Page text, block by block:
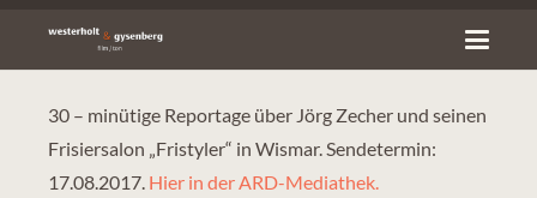
30 – minütige Reportage über Jörg Zecher und seinen
Frisiersalon „Fristyler“ in Wismar. Sendetermin:
17.08.2017. Hier in der ARD-Mediathek.